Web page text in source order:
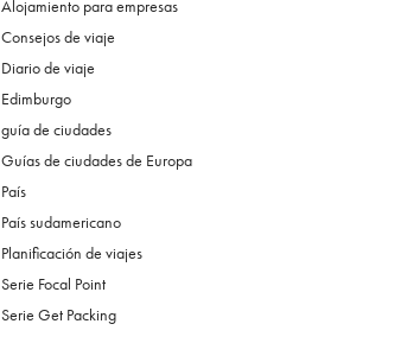
Alojamiento para empresas
Consejos de viaje
Diario de viaje
Edimburgo
guía de ciudades
Guías de ciudades de Europa
País
País sudamericano
Planificación de viajes
Serie Focal Point
Serie Get Packing